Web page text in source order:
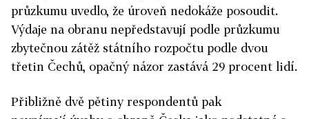
průzkumu uvedlo, že úroveň nedokáže posoudit.
Výdaje na obranu nepředstavují podle průzkumu
zbytečnou zátěž státního rozpočtu podle dvou
třetin Čechů, opačný názor zastává 29 procent lidí.
Přibližně dvě pětiny respondentů pak